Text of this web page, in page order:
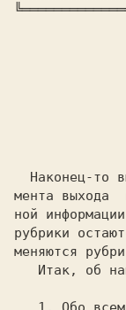
мента выхода
ной
рубрики
меняются